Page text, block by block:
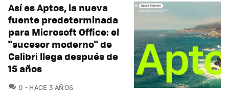
Así es Aptos, la nueva
fuente predeterminada
para Microsoft Office: el
"sucesor moderno" de
Calibri llega después de
15 años
0 COMENTARIOS
HACE 3 AÑOS